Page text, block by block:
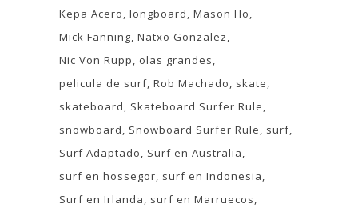
Kepa Acero longboard Mason Ho
Mick Fanning Natxo Gonzalez
Nic Von Rupp
olas grandes
pelicula de surf Rob Machado
skate
skateboard
Skateboard Surfer Rule
snowboard
Snowboard Surfer Rule
surf
Surf Adaptado
Surf en Australia
surf en hossegor surf en Indonesia
Surf en Irlanda
surf en Marruecos